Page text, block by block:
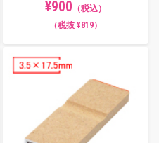
（推奨文字数：全角4文
字）
画像はヨコ組みですが、タテ組
。
字間は自動調整されます。自由
。
¥900 （税込）
（税抜 ¥819）